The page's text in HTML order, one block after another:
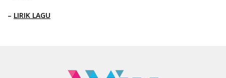
– LIRIK LAGU